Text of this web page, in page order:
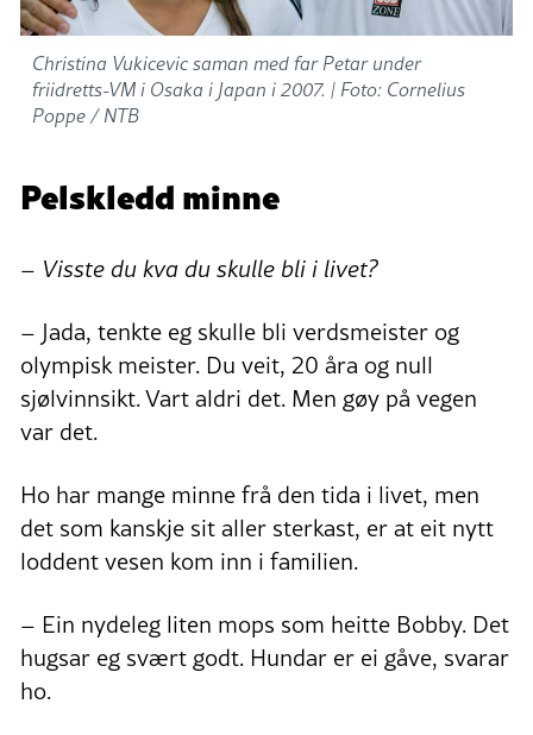
Christina Vukicevic saman med far Petar under
friidretts-VM i Osaka i Japan i 2007. | Foto: Cornelius
Poppe / NTB
Pelskledd minne
– Visste du kva du skulle bli i livet?
– Jada, tenkte eg skulle bli verdsmeister og
olympisk meister. Du veit, 20 åra og null
sjølvinnsikt. Vart aldri det. Men gøy på vegen
var det.
Ho har mange minne frå den tida i livet, men
det som kanskje sit aller sterkast, er at eit nytt
loddent vesen kom inn i familien.
– Ein nydeleg liten mops som heitte Bobby. Det
hugsar eg svært godt. Hundar er ei gåve, svarar
ho.